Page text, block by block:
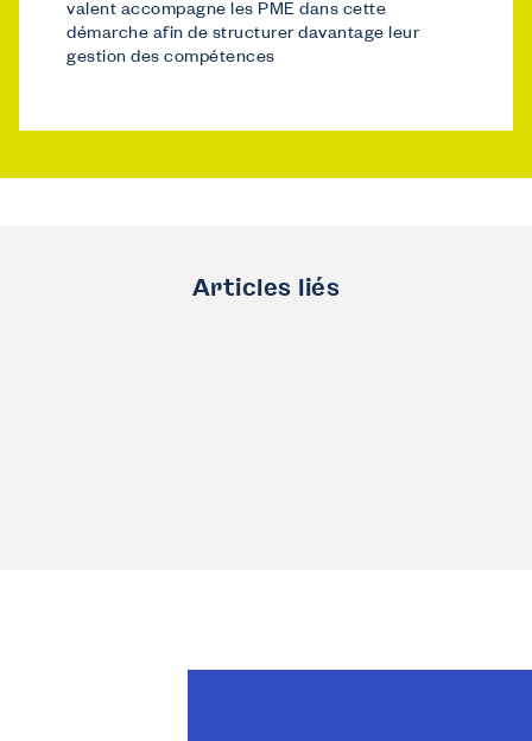
valent accompagne les PME dans cette
démarche afin de structurer davantage leur
gestion des compétences
Articles liés